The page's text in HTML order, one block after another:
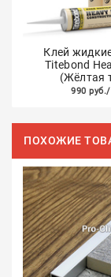
Клей
Titebond
(Жёлтая
990
ПОХОЖИЕ